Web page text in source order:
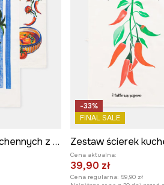
Zestaw ścierek kuchennych z dodatkiem lnu
-33%
FINAL SALE
Cena aktualna:
39,90 zł
Cena regularna: 59,90 zł